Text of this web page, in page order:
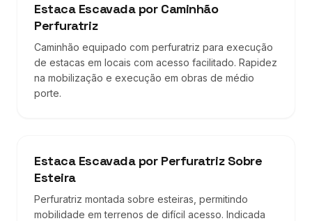
Estaca Escavada por Caminhão
Perfuratriz
Caminhão equipado com perfuratriz para execução
de estacas em locais com acesso facilitado. Rapidez
na mobilização e execução em obras de médio
porte.
Estaca Escavada por Perfuratriz Sobre
Esteira
Perfuratriz montada sobre esteiras, permitindo
mobilidade em terrenos de difícil acesso. Indicada